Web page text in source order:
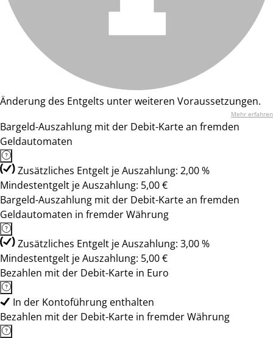
Änderung des Entgelts unter weiteren Voraussetzungen.
Mehr erfahren
Bargeld-Auszahlung mit der Debit-Karte an fremden
Geldautomaten
Zusätzliches Entgelt je Auszahlung: 2,00 %
Mindestentgelt je Auszahlung: 5,00 €
Bargeld-Auszahlung mit der Debit-Karte an fremden
Geldautomaten in fremder Währung
Zusätzliches Entgelt je Auszahlung: 3,00 %
Mindestentgelt je Auszahlung: 5,00 €
Bezahlen mit der Debit-Karte in Euro
In der Kontoführung enthalten
Bezahlen mit der Debit-Karte in fremder Währung